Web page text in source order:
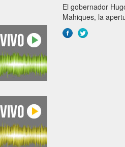
El gobernador
Mahiques, la